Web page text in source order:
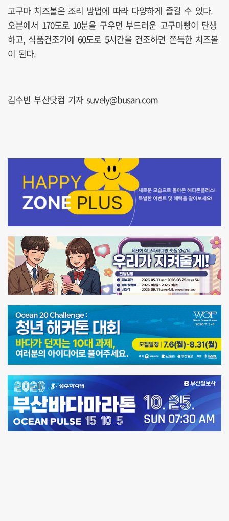
고구마 치즈볼은 조리 방법에 따라 다양하게 즐길 수 있다.
오븐에서 170도로 10분을 구우면 부드러운 고구마빵이 탄생
하고, 식품건조기에 60도로 5시간을 건조하면 쫀득한 치즈볼
이 된다.
김수빈 부산닷컴 기자 suvely@busan.com